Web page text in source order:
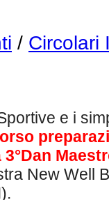
/ Circolari
e i
3°Dan
New Well